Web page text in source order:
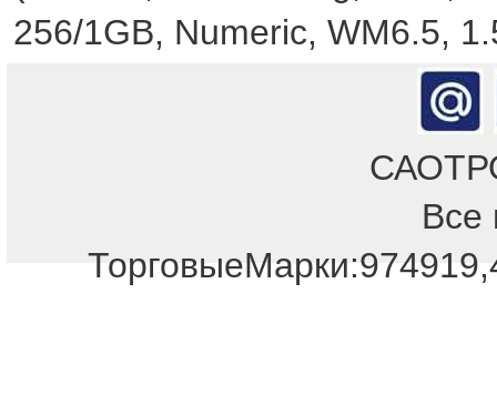
256/1GB, Numeric, WM6.5,
Все